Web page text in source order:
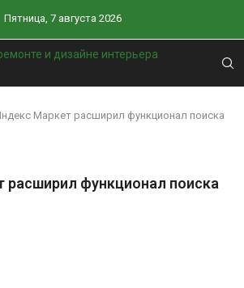
Пятница, 7 августа 2026
Маркет расширил функционал поиска
расширил функционал поиска